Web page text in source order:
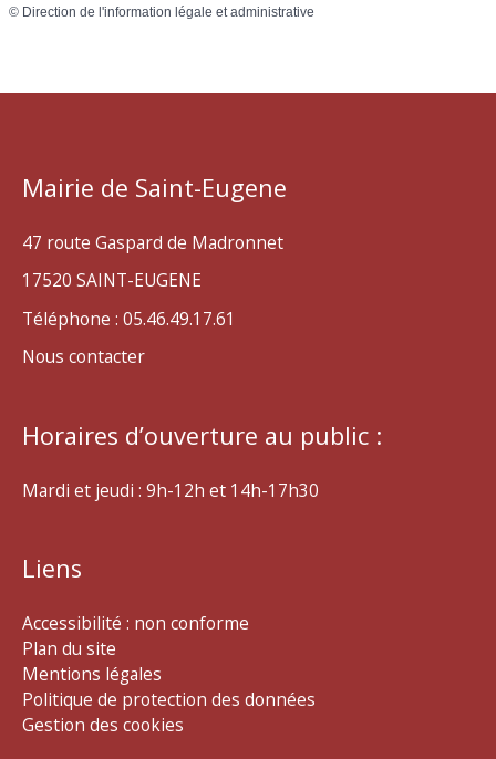
© Direction de l'information légale et administrative
Mairie de Saint-Eugene
47 route Gaspard de Madronnet
17520 SAINT-EUGENE
Téléphone : 05.46.49.17.61
Nous contacter
Horaires d’ouverture au public :
Mardi et jeudi : 9h-12h et 14h-17h30
Liens
Accessibilité : non conforme
Plan du site
Mentions légales
Politique de protection des données
Gestion des cookies